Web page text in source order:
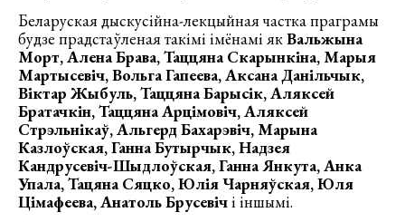
Беларуская дыскусійна-лекцыйная частка праграмы
будзе прадстаўленая такімі імёнамі якВальжына
Морт, Алена Брава, Таццяна Скарынкіна, Марыя
Мартысевіч, Вольга Гапеева, Аксана Данільчык,
Віктар Жыбуль, Таццяна Барысік, Аляксей
Братачкін, Таццяна Арцімовіч, Аляксей
Стрэльнікаў, Альгерд Бахарэвіч, Марына
Казлоўская, Ганна Бутырчык, Надзея
Кандрусевіч-Шыдлоўская, Ганна Янкута, Анка
Упала, Тацяна Сяцко, Юлія Чарняўская, Юля
Цімафеева, Анатоль Брусевічі іншымі.